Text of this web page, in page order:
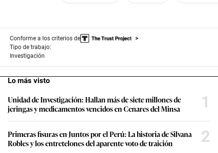
Conforme a los criterios de
Tipo de trabajo:
Investigación
Lo más visto
Unidad de Investigación: Hallan más de siete millones de
jeringas y medicamentos vencidos en Cenares del Minsa
1
Primeras fisuras en Juntos por el Perú: La historia de Silvana
Robles y los entretelones del aparente voto de traición
2